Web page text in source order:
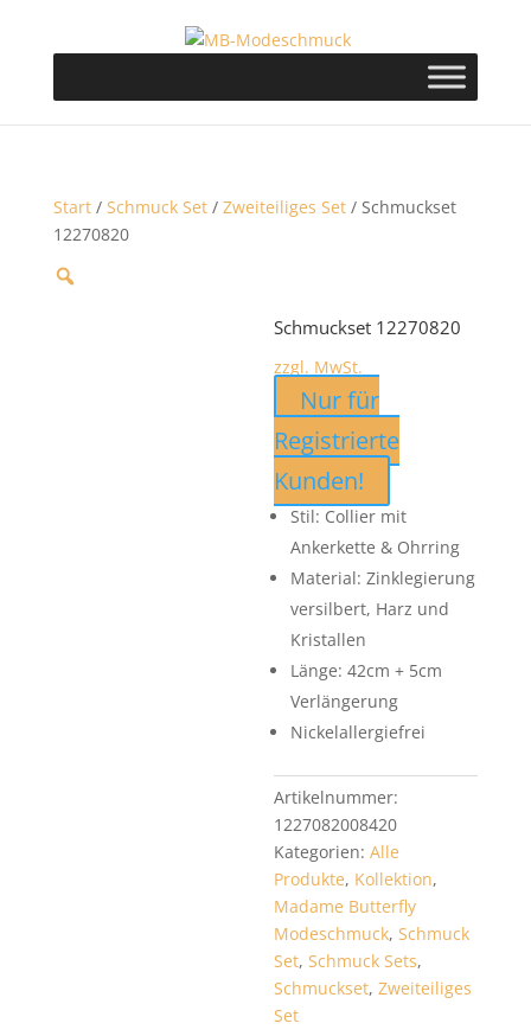
Start/ Schmuck Set/ Zweiteiliges Set/ Schmuckset
12270820
Schmuckset 12270820
zzgl. MwSt.
Nur für
Registrierte
Kunden!
Stil: Collier mit
Ankerkette & Ohrring
Material: Zinklegierung
versilbert, Harz und
Kristallen
Länge: 42cm + 5cm
Verlängerung
Nickelallergiefrei
Artikelnummer:
1227082008420
Kategorien:Alle
Produkte, Kollektion,
Madame Butterfly
Modeschmuck,Schmuck
Set,Schmuck Sets,
Schmuckset,Zweiteiliges
Set